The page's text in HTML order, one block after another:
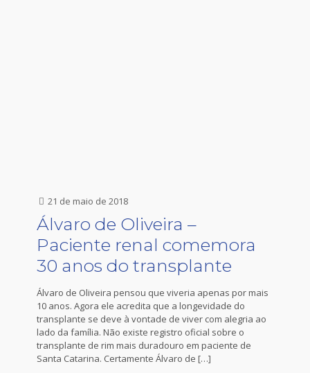
21 de maio de 2018
Álvaro de Oliveira –
Paciente renal comemora
30 anos do transplante
Álvaro de Oliveira pensou que viveria apenas por mais
10 anos. Agora ele acredita que a longevidade do
transplante se deve à vontade de viver com alegria ao
lado da família. Não existe registro oficial sobre o
transplante de rim mais duradouro em paciente de
Santa Catarina. Certamente Álvaro de […]